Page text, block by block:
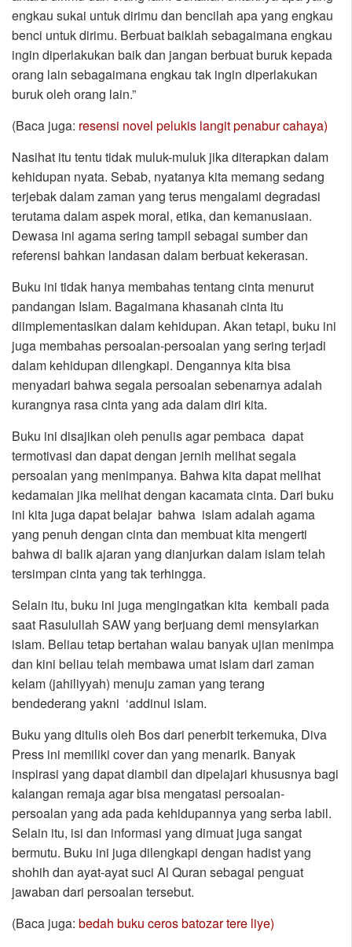
engkau sukai untuk dirimu dan bencilah apa yang engkau
benci untuk dirimu. Berbuat baiklah sebagaimana engkau
ingin diperlakukan baik dan jangan berbuat buruk kepada
orang lain sebagaimana engkau tak ingin diperlakukan
buruk oleh orang lain.”
(Baca juga: resensi novel pelukis langit penabur cahaya)
Nasihat itu tentu tidak muluk-muluk jika diterapkan dalam
kehidupan nyata. Sebab, nyatanya kita memang sedang
terjebak dalam zaman yang terus mengalami degradasi
terutama dalam aspek moral, etika, dan kemanusiaan.
Dewasa ini agama sering tampil sebagai sumber dan
referensi bahkan landasan dalam berbuat kekerasan.
Buku ini tidak hanya membahas tentang cinta menurut
pandangan Islam. Bagaimana khasanah cinta itu
diimplementasikan dalam kehidupan. Akan tetapi, buku ini
juga membahas persoalan-persoalan yang sering terjadi
dalam kehidupan dilengkapi. Dengannya kita bisa
menyadari bahwa segala persoalan sebenarnya adalah
kurangnya rasa cinta yang ada dalam diri kita.
Buku ini disajikan oleh penulis agar pembaca dapat
termotivasi dan dapat dengan jernih melihat segala
persoalan yang menimpanya. Bahwa kita dapat melihat
kedamaian jika melihat dengan kacamata cinta. Dari buku
ini kita juga dapat belajar bahwa islam adalah agama
yang penuh dengan cinta dan membuat kita mengerti
bahwa di balik ajaran yang dianjurkan dalam islam telah
tersimpan cinta yang tak terhingga.
Selain itu, buku ini juga mengingatkan kita kembali pada
saat Rasulullah SAW yang berjuang demi mensyiarkan
islam. Beliau tetap bertahan walau banyak ujian menimpa
dan kini beliau telah membawa umat islam dari zaman
kelam (jahiliyyah) menuju zaman yang terang
bendederang yakni ‘addinul islam.
Buku yang ditulis oleh Bos dari penerbit terkemuka, Diva
Press ini memiliki cover dan yang menarik. Banyak
inspirasi yang dapat diambil dan dipelajari khususnya bagi
kalangan remaja agar bisa mengatasi persoalan-
persoalan yang ada pada kehidupannya yang serba labil.
Selain itu, isi dan informasi yang dimuat juga sangat
bermutu. Buku ini juga dilengkapi dengan hadist yang
shohih dan ayat-ayat suci Al Quran sebagai penguat
jawaban dari persoalan tersebut.
(Baca juga: bedah buku ceros batozar tere liye)